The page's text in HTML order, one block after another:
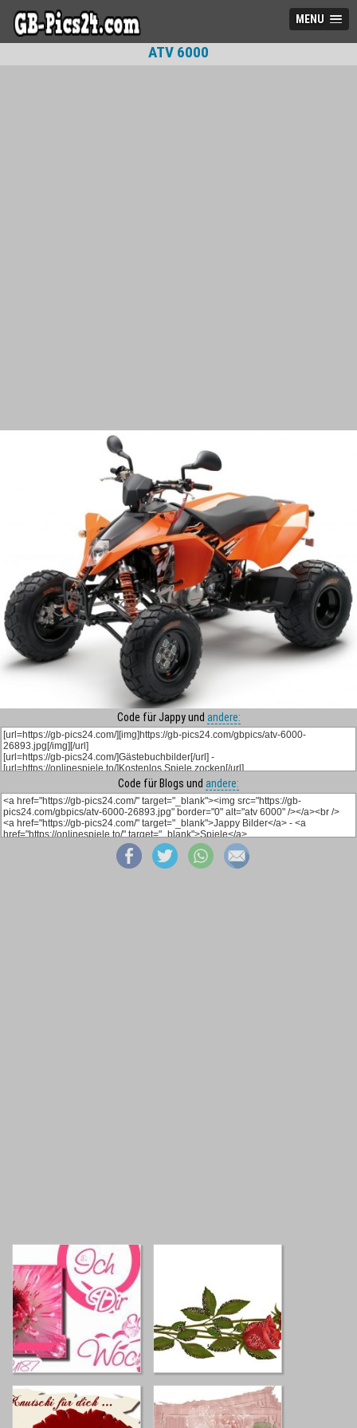
MENU
ATV 6000
Code für Jappy und andere:
Code für Blogs und andere: